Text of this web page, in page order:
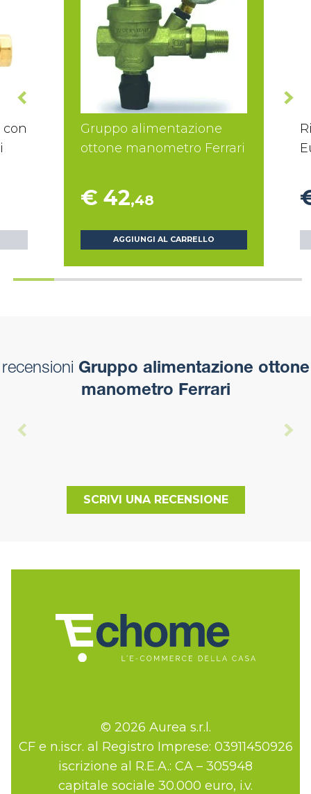
Gruppo alimentazione
ottone manometro Ferrari
€ 42,48
AGGIUNGI AL CARRELLO
recensioni Gruppo alimentazione ottone
manometro Ferrari
SCRIVI UNA RECENSIONE
© 2026 Aurea s.r.l.
CF e n.iscr. al Registro Imprese: 03911450926
iscrizione al R.E.A.: CA – 305948
capitale sociale 30.000 euro, i.v.